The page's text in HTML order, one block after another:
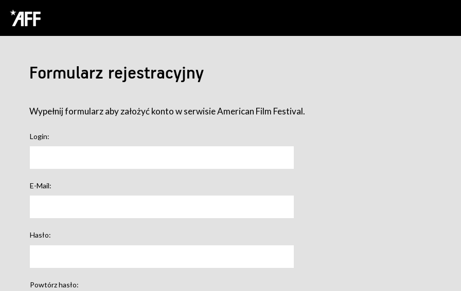
Formularz rejestracyjny
Wypełnij formularz aby założyć konto w serwisie American Film Festival.
Login:
E-Mail:
Hasło:
Powtórz hasło: